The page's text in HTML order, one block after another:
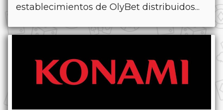
establecimientos de OlyBet distribuidos...